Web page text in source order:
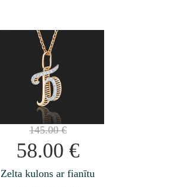
145.00€
58.00 €
Zelta kulons ar fianītu